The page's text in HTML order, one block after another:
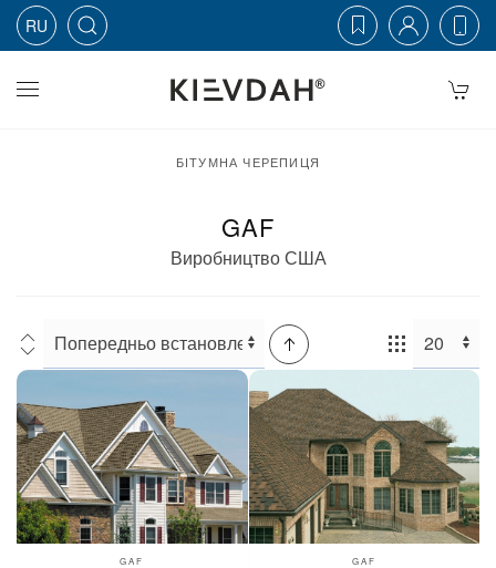
Skip to main content
RU
БІТУМНА ЧЕРЕПИЦЯ
GAF
Виробництво США
Сортування: Товарів:
GAF GAF